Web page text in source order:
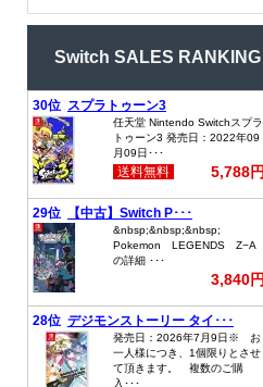
Switch SALES RANKING